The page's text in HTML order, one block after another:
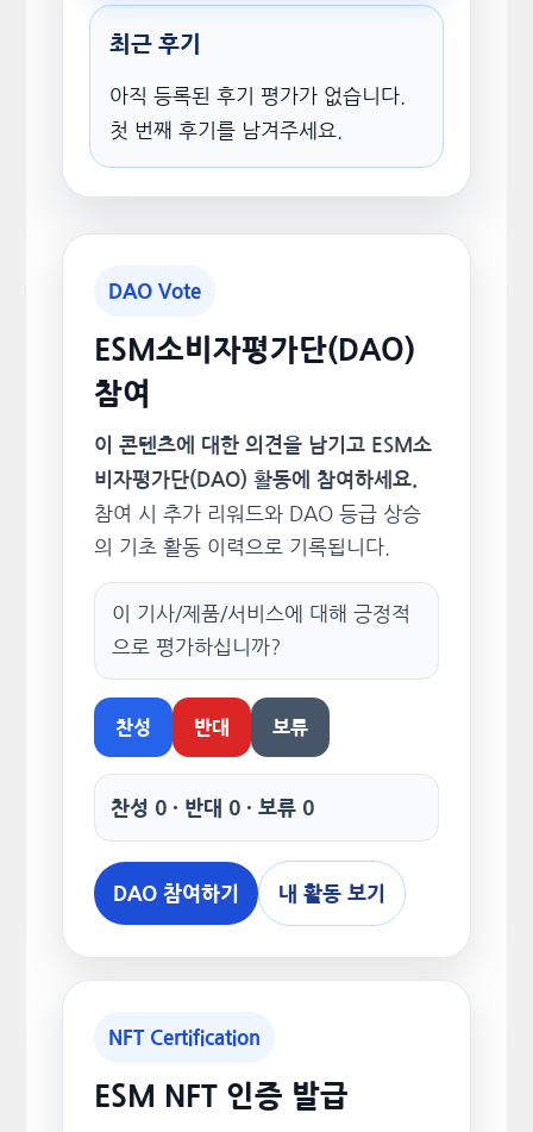
최근 후기
아직 등록된 후기 평가가 없습니다.
첫 번째 후기를 남겨주세요.
DAO Vote
ESM소비자평가단(DAO)
참여
이 콘텐츠에 대한 의견을 남기고 ESM소
비자평가단(DAO) 활동에 참여하세요.
참여 시 추가 리워드와 DAO 등급 상승
의 기초 활동 이력으로 기록됩니다.
이 기사/제품/서비스에 대해 긍정적
으로 평가하십니까?
찬성 반대 보류
찬성 0 · 반대 0 · 보류 0
DAO 참여하기 내 활동 보기
NFT Certification
ESM NFT 인증 발급